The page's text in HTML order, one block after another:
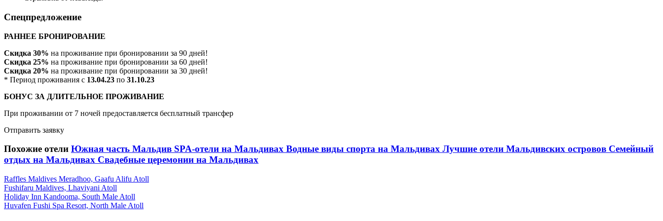
Спецпредложение
РАННЕЕ БРОНИРОВАНИЕ
Скидка 30% на проживание при бронировании за 90 дней!
Скидка 25% на проживание при бронировании за 60 дней!
Скидка 20% на проживание при бронировании за 30 дней!
* Период проживания с 13.04.23 по 31.10.23
БОНУС ЗА ДЛИТЕЛЬНОЕ ПРОЖИВАНИЕ
При проживании от 7 ночей предоставляется бесплатный трансфер
Отправить заявку
Похожие отели Южная часть Мальдив SPA-отели на Мальдивах Водные виды спорта на Мальдивах Лучшие отели Мальдивских островов Семейный
отдых на Мальдивах Свадебные церемонии на Мальдивах
Raffles Maldives Meradhoo, Gaafu Alifu Atoll
Fushifaru Maldives, Lhaviyani Atoll
Holiday Inn Kandooma, South Male Atoll
Huvafen Fushi Spa Resort, North Male Atoll